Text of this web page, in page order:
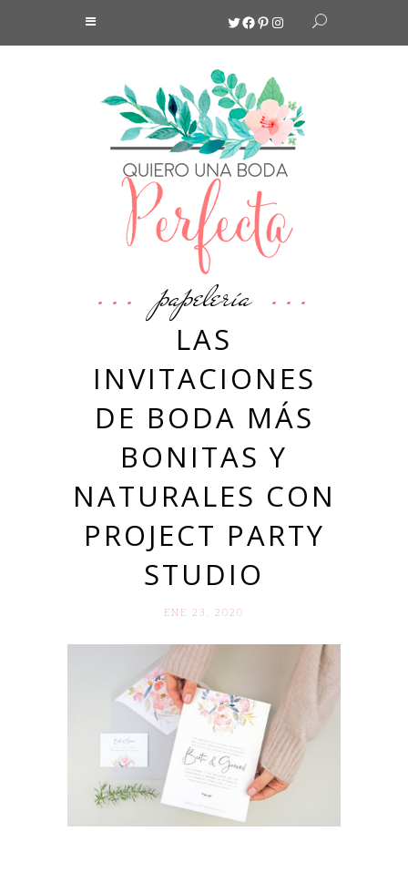
Twitter
Facebook
Pinterest
Instagram
papelería
LAS
INVITACIONES
DE BODA MÁS
BONITAS Y
NATURALES CON
PROJECT PARTY
STUDIO
ENE 23. 2020